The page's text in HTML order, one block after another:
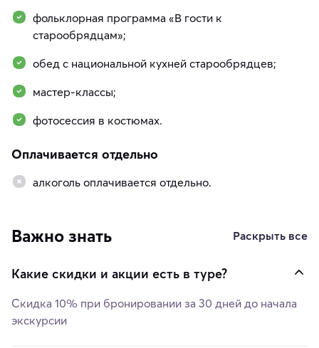
фольклорная программа «В гости к
старообрядцам»;
обед с национальной кухней старообрядцев;
мастер-классы;
фотосессия в костюмах.
Оплачивается отдельно
алкоголь оплачивается отдельно.
Важно знать Раскрыть все
Какие скидки и акции есть в туре?
Скидка 10% при бронировании за 30 дней до начала
экскурсии